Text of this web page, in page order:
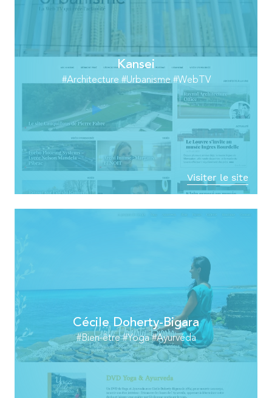
Kansei
#Architecture #Urbanisme #WebTV
Visiter le site
Cécile Doherty-Bigara
#Bien-être #Yoga #Ayurvéda